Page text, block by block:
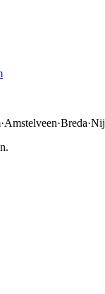
·Amstelveen·Breda·